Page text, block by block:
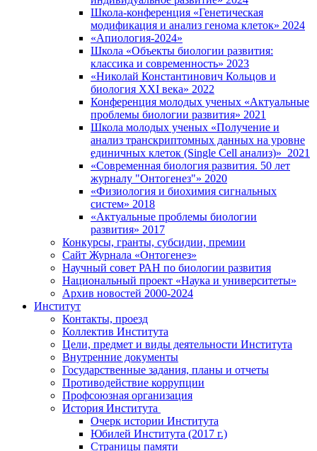
Школа-конференция «Генетическая
модификация и анализ генома клеток» 2024
«Апиология-2024»
Школа «Объекты биологии развития:
классика и современность» 2023
«Николай Константинович Кольцов и
биология XXI века» 2022
Конференция молодых ученых «Актуальные
проблемы биологии развития» 2021
Школа молодых ученых «Получение и
анализ транскриптомных данных на уровне
единичных клеток (Single Cell анализ)» 2021
«Современная биология развития. 50 лет
журналу "Онтогенез"» 2020
«Физиология и биохимия сигнальных
систем» 2018
«Актуальные проблемы биологии
развития» 2017
Конкурсы, гранты, субсидии, премии
Сайт Журнала «Онтогенез»
Научный совет РАН по биологии развития
Национальный проект «Наука и университеты»
Архив новостей 2000-2024
Институт
Контакты, проезд
Коллектив Института
Цели, предмет и виды деятельности Института
Внутренние документы
Государственные задания, планы и отчеты
Противодействие коррупции
Профсоюзная организация
История Института
Очерк истории Института
Юбилей Института (2017 г.)
Страницы памяти